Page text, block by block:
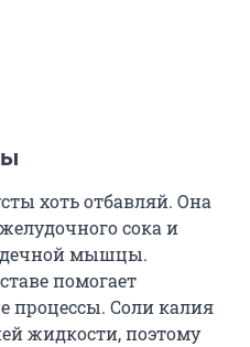
хоть отбавляй. Она
сока и
мышцы.
помогает
процессы. Соли калия
жидкости, поэтому